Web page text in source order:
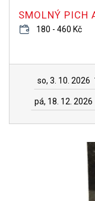
SMOLNÝ PICH
180 - 460 Kč
so, 3. 10. 2026
pá, 18. 12. 2026